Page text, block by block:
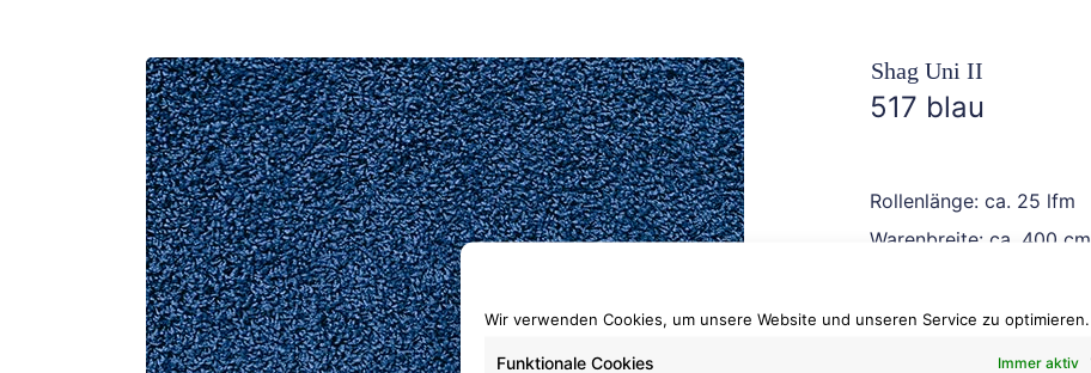
Wir verwenden Cookies, um unsere Website und unseren Service zu optimieren.
Funktionale Cookies Immer aktiv
517 blau
Rollenlänge: ca. 25 lfm
Warenbreite: ca. 400 cm
Shag Uni II